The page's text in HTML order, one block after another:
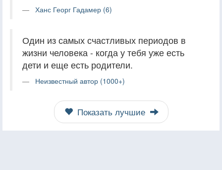
Ханс Георг Гадамер (6)
Один из самых счастливых периодов в
жизни человека - когда у тебя уже есть
дети и еще есть родители.
Неизвестный автор (1000+)
Показать лучшие